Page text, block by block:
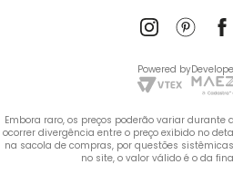
Powered by
Embora raro, os preços poderão variar durante
ocorrer divergência entre o preço exibido no
na sacola de compras, por questões
no site, o valor válido é o da